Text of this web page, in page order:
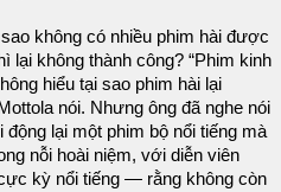
không có nhiều phim hài được
lại không thành công? “Phim kinh
hiểu tại sao phim hài lại
nói. Nhưng ông đã nghe nói
lại một phim bộ nổi tiếng mà
nỗi hoài niệm, với diễn viên
kỳ nổi tiếng — rằng không còn